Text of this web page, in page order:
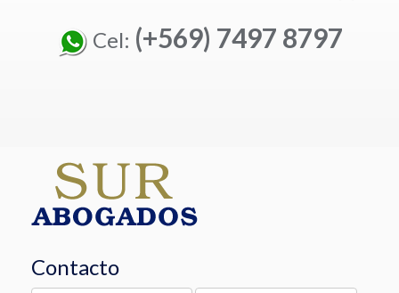
Cel: (+569) 7497 8797
Contacto